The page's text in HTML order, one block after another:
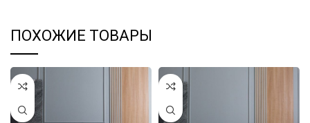
ПОХОЖИЕ ТОВАРЫ